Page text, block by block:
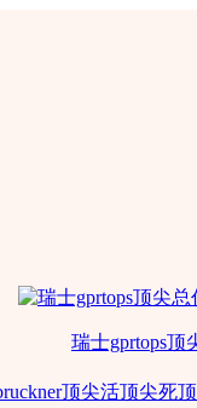
瑞士gprtops顶